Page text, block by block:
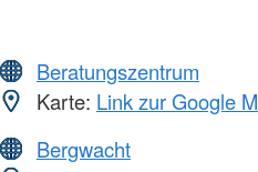
Beratungszentrum
Karte: Link zur Google
Bergwacht